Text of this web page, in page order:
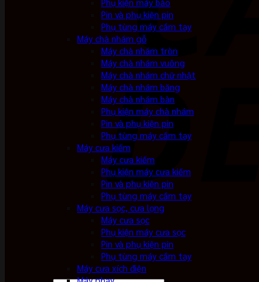
Phụ kiện máy bào
Pin và phụ kiện pin
Phụ tùng máy cầm tay
Máy chà nhám gỗ
Máy chà nhám tròn
Máy chà nhám vuông
Máy chà nhám chữ nhật
Máy chà nhám băng
Máy chà nhám bàn
Phụ kiện máy chà nhám
Pin và phụ kiện pin
Phụ tùng máy cầm tay
Máy cưa kiếm
Máy cưa kiếm
Phụ kiện máy cưa kiếm
Pin và phụ kiện pin
Phụ tùng máy cầm tay
Máy cưa sọc, cưa lọng
Máy cưa sọc
Phụ kiện máy cưa sọc
Pin và phụ kiện pin
Phụ tùng máy cầm tay
Máy cưa xích điện